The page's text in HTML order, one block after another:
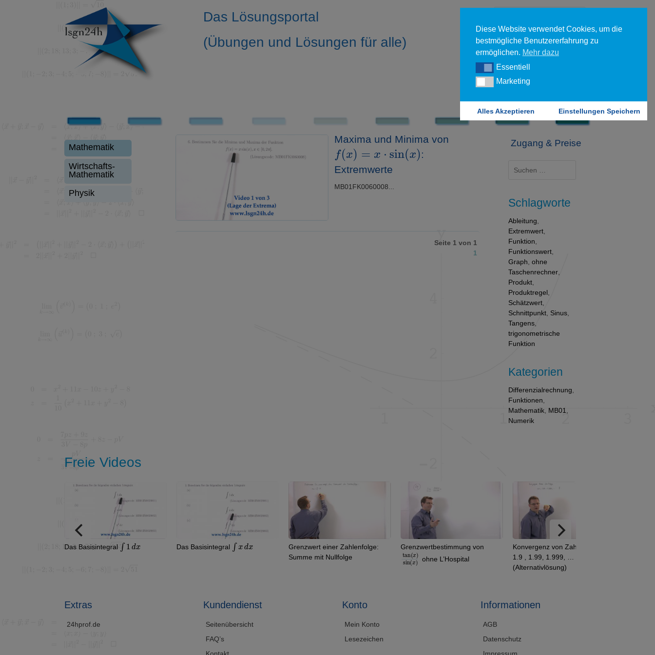
Das Lösungsportal
(Übungen und Lösungen für alle)
Forgot your password?
Mathematik
Wirtschafts-
Mathematik
Physik
Maxima und Minima von
f(x)=x⋅sin(x)
:
Extremwerte
MB01FK0060008...
Seite 1 von 1
1
Zugang & Preise
nach:
Schlagworte
Ableitung
Extremwert
Funktion
Funktionswert
Graph ,ohne
Taschenrechner
Produkt
Produktregel
Schätzwert
Schnittpunkt Sinus
Tangens
trigonometrische
Funktion
Kategorien
Differenzialrechnung
Funktionen
Mathematik MB01
Numerik
Freie Videos
Das Basisintegral ∫1d x Das Basisintegral ∫x x
Grenzwert einer Zahlenfolge:
Summe mit Nullfolge
Grenzwertbestimmung von
tan(x
)sin(
x) ohne L’Hospital
Konvergenz von Zahlenfolgen:
1.9 , 1.99, 1.999, …
(Alternativlösung)
Extras
24hprof.de
Kundendienst
Seitenübersicht
FAQ’s
Kontakt
Konto
Mein Konto
Lesezeichen
Informationen
AGB
Datenschutz
Impressum
Diese Website verwendet Cookies, um die
bestmögliche Benutzererfahrung zu
ermöglichen. Mehr dazu
EssentiellEssentiell
MarketingMarketing
Alles Akzeptieren Einstellungen Speichern